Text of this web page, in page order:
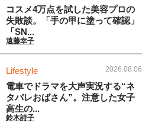
コスメ4万点を試した美容プロの
失敗談。「手の甲に塗って確認」
「SN...
遠藤幸子
Lifestyle 2026.08.06
電車でドラマを大声実況する“ネ
タバレおばさん”。注意した女子
高生の...
鈴木詩子